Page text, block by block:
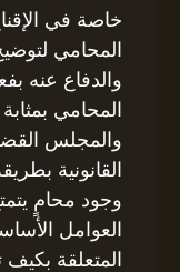
خاصة في
المحامي
والدفاع عنه
المحامي
والمجلس
القانونية
وجود محامٍ
العوامل
المتعلقة